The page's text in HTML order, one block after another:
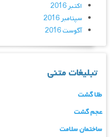
اکتبر 2016
سپتامبر 2016
آگوست 2016
تبلیغات متنی
طلا گشت
عجم گشت
ساختمان سلامت